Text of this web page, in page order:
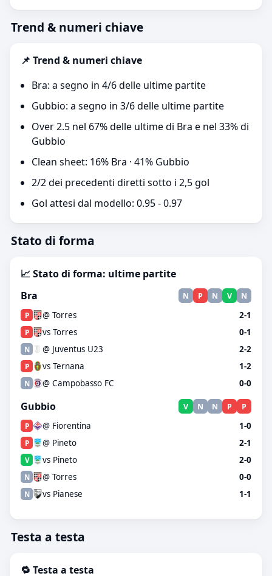
Trend & numeri chiave
📌 Trend & numeri chiave
Bra: a segno in 4/6 delle ultime partite
Gubbio: a segno in 3/6 delle ultime partite
Over 2.5 nel 67% delle ultime di Bra e nel 33% di
Gubbio
Clean sheet: 16% Bra · 41% Gubbio
2/2 dei precedenti diretti sotto i 2,5 gol
Gol attesi dal modello: 0.95 - 0.97
Stato di forma
📈 Stato di forma: ultime partite
Bra
N P N V N
P @ Torres 2-1
P vs Torres 0-1
N @ Juventus U23 2-2
P vs Ternana 1-2
N @ Campobasso FC 0-0
Gubbio V N N P P
P @ Fiorentina 1-0
P @ Pineto 2-1
V vs Pineto 2-0
N @ Torres 0-0
N vs Pianese 1-1
Testa a testa
🔁 Testa a testa